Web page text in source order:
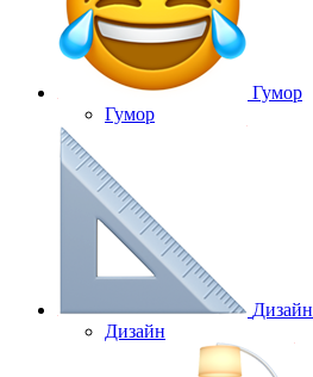
Гумор
Гумор
Дизайн
Дизайн